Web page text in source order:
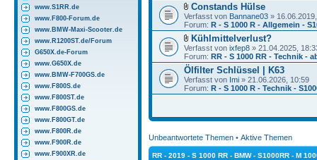
www.S1RR.de
www.F800-Forum.de
www.BMW-Maxi-Scooter.de
www.R1200ST.de/Forum
G650X.de-Forum
www.G650X.de
www.BMW-F700GS.de
www.F800S.de
www.F800ST.de
www.F800GS.de
www.F800GT.de
www.F800R.de
www.F900R.de
www.F900XR.de
Constands Hülse
Verfasst von Bannane03 »
Forum: R - S 1000 R - Allgemein -
Kühlmittelverlust?
Verfasst von ixfep8 » 21.04.2025,
Forum: RR - S 1000 RR - Technik -
Ölfilter Schlüssel | K63
Verfasst von Imi » 21.06.2026, 10:59
Forum: R - S 1000 R - Technik -
Unbeantwortete Themen • Aktive Themen
RR - 2019 - S 1000 RR - BMW - S1000RR - M